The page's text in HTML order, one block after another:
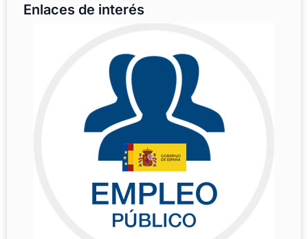
Enlaces de interés